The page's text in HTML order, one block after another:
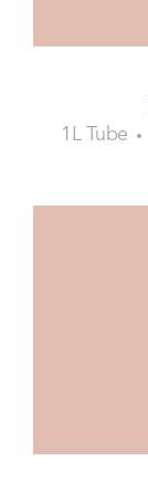
1L Tube